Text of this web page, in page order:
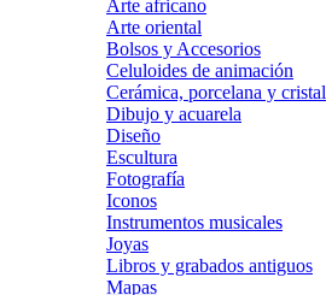
Arte africano
Arte oriental
Bolsos y Accesorios
Celuloides de animación
Cerámica, porcelana y cristal
Dibujo y acuarela
Diseño
Escultura
Fotografía
Iconos
Instrumentos musicales
Joyas
Libros y grabados antiguos
Mapas